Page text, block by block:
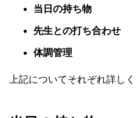
当日の持ち物
先生との打ち合わせ
体調管理
上記についてそれぞれ詳し